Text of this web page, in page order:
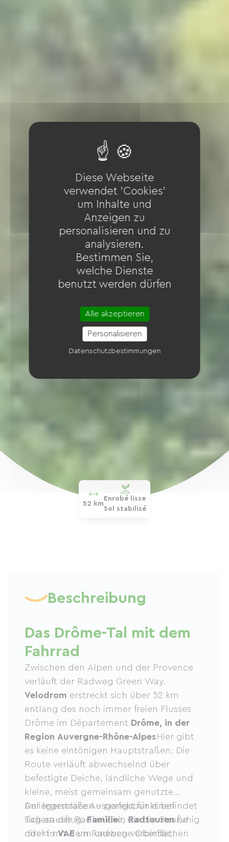
52 km
Enrobé lisse
Sol stabilisé
Beschreibung
Das Drôme-Tal mit dem
Fahrrad
Zwischen den Alpen und der Provence
verläuft der Radweg Green Way.
Velodrom erstreckt sich über 52 km
entlang des noch immer freien Flusses
Drôme im Département Drôme, in der
Region Auvergne-Rhône-AlpesHier gibt
es keine eintönigen Hauptstraßen: Die
Route verläuft abwechselnd über
befestigte Deiche, ländliche Wege und
kleine, meist gemeinsam genutzte
Anliegerstraßen – perfekt für einen
Tagesausflug.FamilieinRadtourenruhig
oder inVAE um unebene Oberflächen
Der legendäre Ausgangspunkt befindet
sich an der Radbrücke, die die Straße
direkt mit dem Radweg verbindet.
Diese Webseite
verwendet 'Cookies'
um Inhalte und
Anzeigen zu
personalisieren und zu
analysieren.
Bestimmen Sie,
welche Dienste
benutzt werden dürfen
Alle akzeptieren
Personalisieren
Datenschutzbestimmungen